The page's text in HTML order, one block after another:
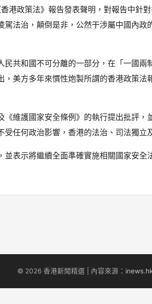
港政策法》報告發表聲明，對報告中針
法治，顛倒是非，公然干涉屬中國內
共和國不可分離的一部分，在「一國
美方多年來慣性炮製所謂的香港政策
維護國家安全條例》的執行提出批評
任何政治影響，香港的法治、司法獨立
表示將繼續全面準確實施相關國家安
© 2026 香港新聞精選 | 內容來源：